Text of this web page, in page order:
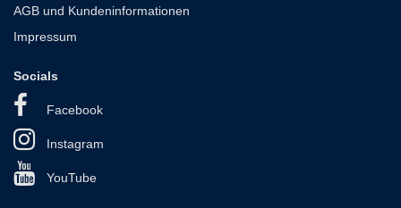
AGB und Kundeninformationen
Impressum
Socials
Facebook
Instagram
YouTube